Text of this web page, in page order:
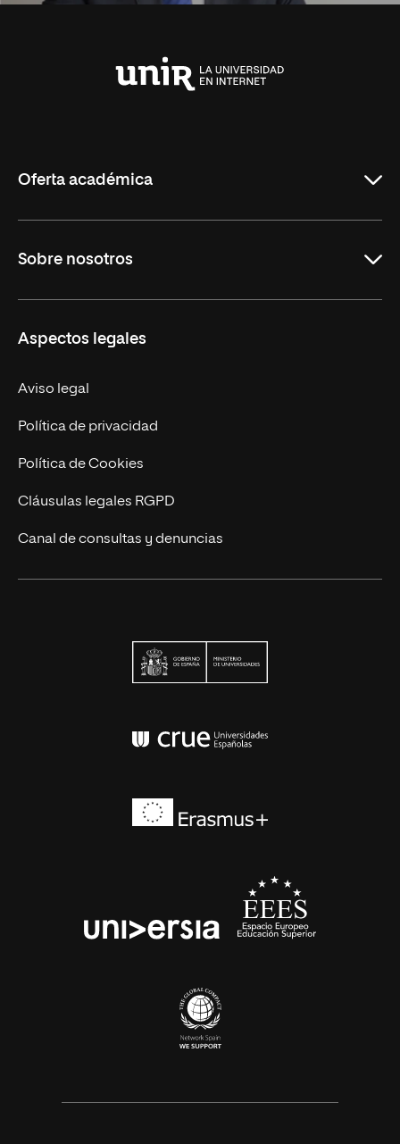
Oferta académica
Maestrías
Sobre nosotros
Trabaja en UNIR
Actualidad
Contacto
Aspectos legales
Aviso legal
Política de privacidad
Política de Cookies
Cláusulas legales RGPD
Canal de consultas y denuncias
Conferencia de
universia